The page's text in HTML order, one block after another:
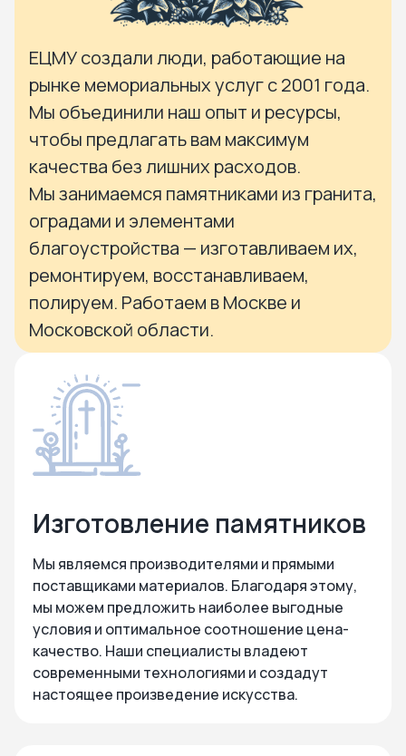
ЕЦМУ создали люди, работающие на
рынке мемориальных услуг с 2001 года.
Мы объединили наш опыт и ресурсы,
чтобы предлагать вам максимум
качества без лишних расходов.
Мы занимаемся памятниками из гранита,
оградами и элементами
благоустройства — изготавливаем их,
ремонтируем, восстанавливаем,
полируем. Работаем в Москве и
Московской области.
Изготовление памятников
Мы являемся производителями и прямыми
поставщиками материалов. Благодаря этому,
мы можем предложить наиболее выгодные
условия и оптимальное соотношение цена-
качество. Наши специалисты владеют
современными технологиями и создадут
настоящее произведение искусства.